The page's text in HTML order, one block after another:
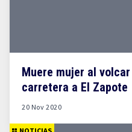
Muere mujer al
carretera a El Zapote
20 Nov 2020